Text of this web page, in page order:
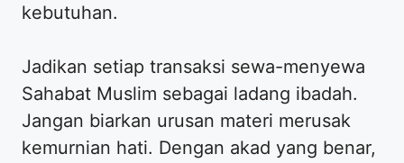
kebutuhan.
​Jadikan setiap transaksi sewa-menyewa
Sahabat Muslim sebagai ladang ibadah.
Jangan biarkan urusan materi merusak
kemurnian hati. Dengan akad yang benar,